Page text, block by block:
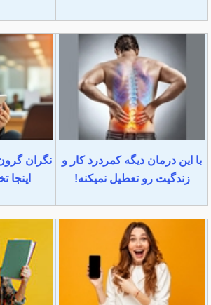
با این درمان دیگه کمردرد کار و
زندگیت رو تعطیل نمیکنه!
نگران
اینجا